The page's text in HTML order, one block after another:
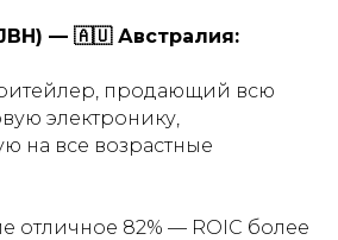
— 🇦🇺 Австралия:
продающий всю
электронику,
на все возрастные
отличное 82% — ROIC более